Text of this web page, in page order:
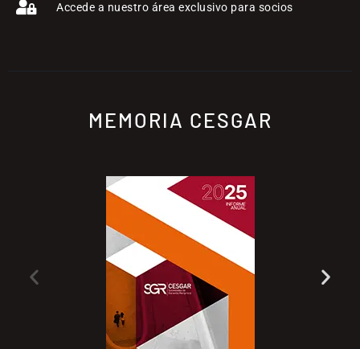
Accede a nuestro área exclusivo para socios
MEMORIA CESGAR